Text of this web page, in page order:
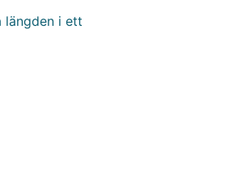
längden i ett